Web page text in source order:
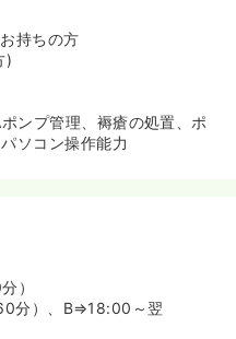
持ちの方
)
ンプ管理、褥瘡の処置、ポ
ソコン操作能力
）
分）、B⇒18:00～翌